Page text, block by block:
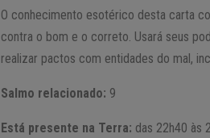
O conhecimento esotérico desta carta
contra o bom e o correto. Usará seus
realizar pactos com entidades do mal,
Salmo relacionado: 9
Está presente na Terra: das 22h40 às